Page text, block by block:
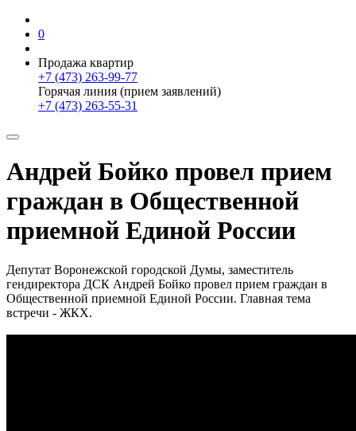
0
Продажа квартир
+7 (473) 263-99-77
Горячая линия (прием заявлений)
+7 (473) 263-55-31
Андрей Бойко провел прием
граждан в Общественной
приемной Единой России
Депутат Воронежской городской Думы, заместитель
гендиректора ДСК Андрей Бойко провел прием граждан в
Общественной приемной Единой России. Главная тема
встречи - ЖКХ.